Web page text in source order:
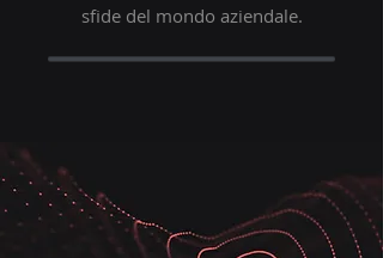
sfide del mondo aziendale.